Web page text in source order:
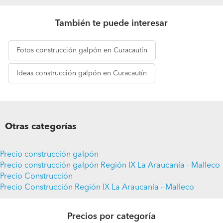
También te puede interesar
Fotos construcción galpón en Curacautín
Ideas construcción galpón en Curacautín
Otras categorías
Precio construcción galpón
Precio construcción galpón Región IX La Araucanía - Malleco
Precio Construcción
Precio Construcción Región IX La Araucanía - Malleco
Precios por categoría